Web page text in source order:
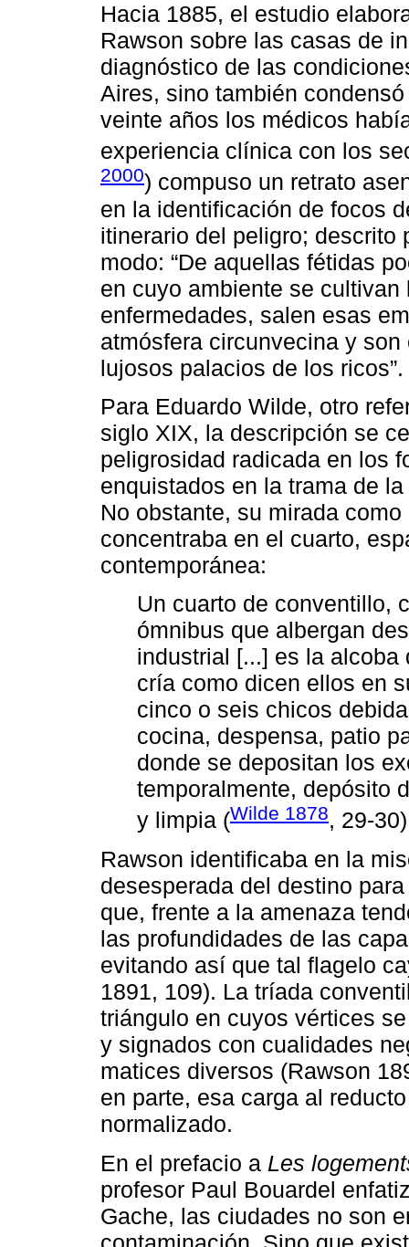
Hacia 1885, el estudio
Rawson sobre las casas de
diagnóstico de las
Aires, sino también
veinte años los médicos
experiencia clínica con los
2000) compuso un retrato
en la identificación de focos
itinerario del peligro; descrito
modo: “De aquellas fétidas
en cuyo ambiente se
enfermedades, salen esas
atmósfera circunvecina y
lujosos palacios de los ricos”.
Para Eduardo Wilde, otro
siglo XIX, la descripción se
peligrosidad radicada en los
enquistados en la trama de
No obstante, su mirada
concentraba en el cuarto,
contemporánea:
Un cuarto de conventillo,
ómnibus que albergan
industrial [...] es la
cría como dicen ellos en
cinco o seis chicos
cocina, despensa, patio
donde se depositan los
temporalmente, depósito
y limpia (Wilde 1878, 29-
Rawson identificaba en la
desesperada del destino
que, frente a la amenaza
las profundidades de las
evitando así que tal flagelo
1891, 109). La tríada
triángulo en cuyos vértices
y signados con cualidades
matices diversos (Rawson
en parte, esa carga al
normalizado.
En el prefacio a Les
profesor Paul Bouardel
Gache, las ciudades no son